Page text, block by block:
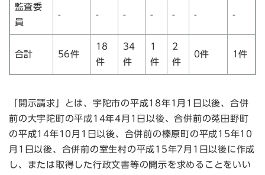
監査委
員
- - - - - - -
合計 56件
18
件
34
件
1
件
2
件
0件 1件
「開示請求」とは、宇陀市の平成18年1月1日以後、合併
前の大宇陀町の平成14年4月1日以後、合併前の菟田野町
の平成14年10月1日以後、合併前の榛原町の平成15年10
月1日以後、合併前の室生村の平成15年7月1日以後に作成
し、または取得した行政文書等の開示を求めることをいい